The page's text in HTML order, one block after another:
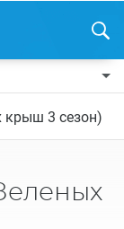
крыш 3 сезон)